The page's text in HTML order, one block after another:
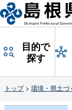
目的で
探す
トップ> 環境・県土づ